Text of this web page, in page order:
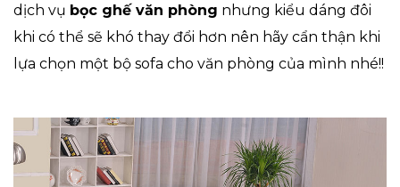
dịch vụ bọc ghế văn phòng nhưng kiểu dáng đôi
khi có thể sẽ khó thay đổi hơn nên hãy cẩn thận khi
lựa chọn một bộ sofa cho văn phòng của mình nhé!!